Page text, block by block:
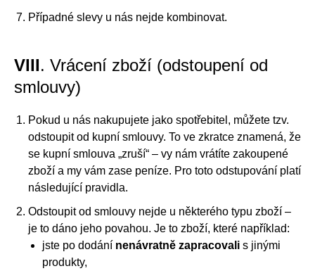
Případné slevy u nás nejde kombinovat.
VIII. Vrácení zboží (odstoupení od
smlouvy)
Pokud u nás nakupujete jako spotřebitel, můžete tzv.
odstoupit od kupní smlouvy. To ve zkratce znamená, že
se kupní smlouva „zruší“ – vy nám vrátíte zakoupené
zboží a my vám zase peníze. Pro toto odstupování platí
následující pravidla.
Odstoupit od smlouvy nejde u některého typu zboží –
je to dáno jeho povahou. Je to zboží, které například:
jste po dodání nenávratně zapracovali s jinými
produkty,